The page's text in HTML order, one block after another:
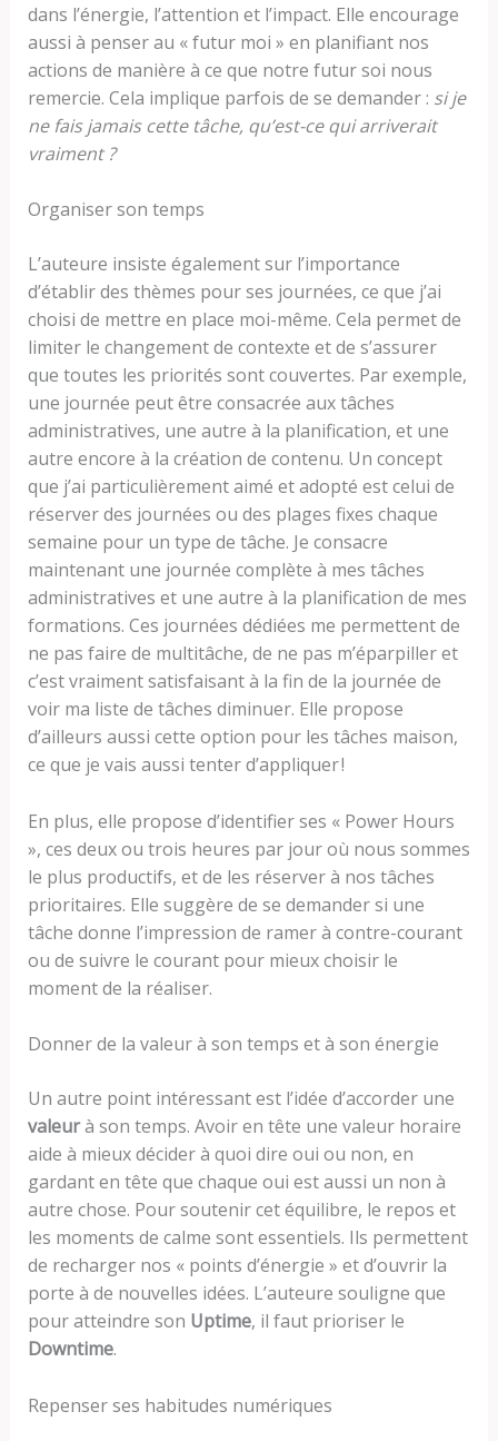
dans l’énergie, l’attention et l’impact. Elle encourage
aussi à penser au « futur moi » en planifiant nos
actions de manière à ce que notre futur soi nous
remercie. Cela implique parfois de se demander : si je
ne fais jamais cette tâche, qu’est-ce qui arriverait
vraiment ?
Organiser son temps
L’auteure insiste également sur l’importance
d’établir des thèmes pour ses journées, ce que j’ai
choisi de mettre en place moi-même. Cela permet de
limiter le changement de contexte et de s’assurer
que toutes les priorités sont couvertes. Par exemple,
une journée peut être consacrée aux tâches
administratives, une autre à la planification, et une
autre encore à la création de contenu. Un concept
que j’ai particulièrement aimé et adopté est celui de
réserver des journées ou des plages fixes chaque
semaine pour un type de tâche. Je consacre
maintenant une journée complète à mes tâches
administratives et une autre à la planification de mes
formations. Ces journées dédiées me permettent de
ne pas faire de multitâche, de ne pas m’éparpiller et
c’est vraiment satisfaisant à la fin de la journée de
voir ma liste de tâches diminuer. Elle propose
d’ailleurs aussi cette option pour les tâches maison,
ce que je vais aussi tenter d’appliquer !
En plus, elle propose d’identifier ses « Power Hours
», ces deux ou trois heures par jour où nous sommes
le plus productifs, et de les réserver à nos tâches
prioritaires. Elle suggère de se demander si une
tâche donne l’impression de ramer à contre-courant
ou de suivre le courant pour mieux choisir le
moment de la réaliser.
Donner de la valeur à son temps et à son énergie
Un autre point intéressant est l’idée d’accorder une
valeurà son temps. Avoir en tête une valeur horaire
aide à mieux décider à quoi dire oui ou non, en
gardant en tête que chaque oui est aussi un non à
autre chose. Pour soutenir cet équilibre, le repos et
les moments de calme sont essentiels. Ils permettent
de recharger nos « points d’énergie » et d’ouvrir la
porte à de nouvelles idées. L’auteure souligne que
pour atteindre son Uptime, il faut prioriser le
Downtime.
Repenser ses habitudes numériques